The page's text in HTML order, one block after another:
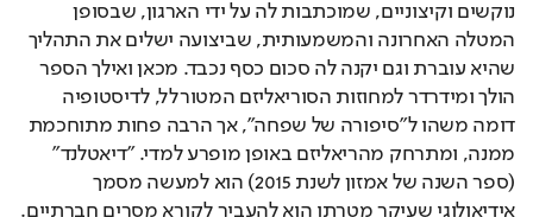
נוקשים וקיצוניים, שמוכתבות לה על ידי הארגון, שבסופן
המטלה האחרונה והמשמעותית, שביצועה ישלים את התהליך
שהיא עוברת וגם יקנה לה סכום כסף נכבד. מכאן ואילך הספר
הולך ומידרדר למחוזות הסוריאליזם המטורלל, לדיסטופיה
דומה משהו ל"סיפורה של שפחה", אך הרבה פחות מתוחכמת
ממנה, ומתרחק מהריאליזם באופן מופרע למדי. "דיאטלנד"
(ספר השנה של אמזון לשנת 2015) הוא למעשה מסמך
אידיאולוגי שעיקר מטרתו הוא להעביר לקורא מסרים חברתיים.